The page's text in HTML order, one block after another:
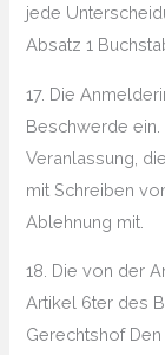
jede
Absatz 1
17. Die
Beschwerde ein.
Veranlassung,
mit Schreiben
Ablehnung mit.
18. Die von der
Artikel 6ter des
Gerechtshof